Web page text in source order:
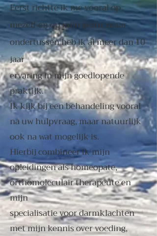
Eerst richtte ik me vooral op
mezelf en op mijn gezin, maar
ondertussen heb ik al meer dan 10
jaar
ervaring in mijn goedlopende
praktijk.
Ik kijk bij een behandeling vooral
na uw hulpvraag, maar natuurlijk
ook na wat mogelijk is.
Hierbij combineer ik mijn
opleidingen alshomeopate,
orthomoleculair therapeute en
mijn
specialisatie voor darmklachten
met mijn kennis over voeding,